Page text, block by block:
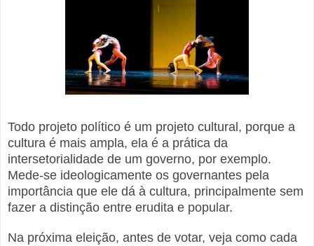
Todo projeto político é um projeto cultural, porque a
cultura é mais ampla, ela é a prática da
intersetorialidade de um governo, por exemplo.
Mede-se ideologicamente os governantes pela
importância que ele dá à cultura, principalmente sem
fazer a distinção entre erudita e popular.
Na próxima eleição, antes de votar, veja como cada